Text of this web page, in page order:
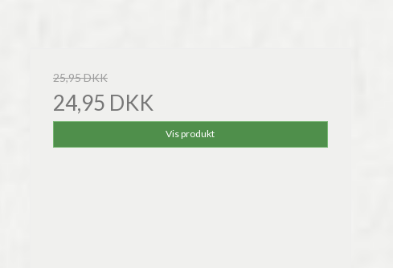
25,95 DKK
24,95 DKK
Vis produkt